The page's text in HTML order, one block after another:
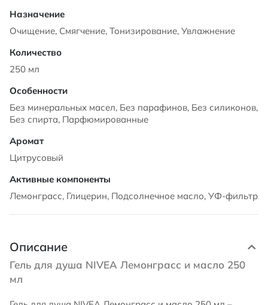
Очищение, Смягчение, Тонизирование, Увлажнение
250 мл
Без минеральных масел, Без парафинов, Без силиконов,
Без спирта, Парфюмированные
Цитрусовый
Лемонграсс, Глицерин, Подсолнечное масло, УФ-фильтр
Описание
Гель для душа NIVEA Лемонграсс и масло 250
мл